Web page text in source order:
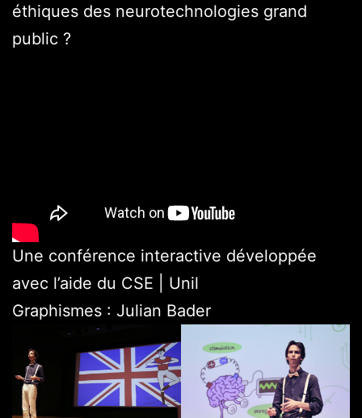
éthiques des neurotechnologies grand
public ?
Une conférence interactive développée
avec l’aide du CSE | Unil
Graphismes : Julian Bader